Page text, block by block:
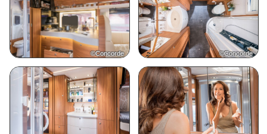
©Concorde ©Concorde